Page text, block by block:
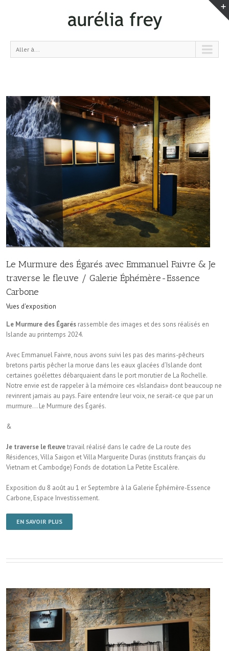
Aller à...
Le Murmure des Égarés avec Emmanuel Faivre & Je
traverse le fleuve / Galerie Éphémère-Essence
Carbone
Vues d'exposition
Le Murmure des Égarés rassemble des images et des sons réalisés en
Islande au printemps 2024.
Avec Emmanuel Faivre, nous avons suivi les pas des marins-pêcheurs
bretons partis pêcher la morue dans les eaux glacées d’Islande dont
certaines goélettes débarquaient dans le port morutier de La Rochelle.
Notre envie est de rappeler à la mémoire ces «Islandais» dont beaucoup ne
revinrent jamais au pays. Faire entendre leur voix, ne serait-ce que par un
murmure… Le Murmure des Égarés.
&
Je traverse le fleuvetravail réalisé dans le cadre de La route des
Résidences, Villa Saigon et Villa Marguerite Duras (instituts français du
Vietnam et Cambodge) Fonds de dotation La Petite Escalère.
Exposition du 8 août au 1 er Septembre à la Galerie Éphémère-Essence
Carbone, Espace Investissement.
EN SAVOIR PLUS